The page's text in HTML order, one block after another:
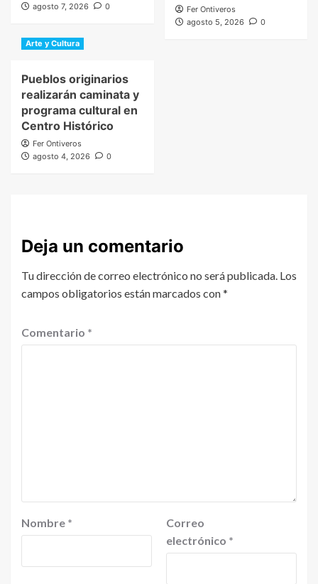
agosto 7, 2026
0
Fer Ontiveros
agosto 5, 2026
0
Arte y Cultura
Pueblos originarios
realizarán caminata y
programa cultural en
Centro Histórico
Fer Ontiveros
agosto 4, 2026
0
Deja un comentario
Tu dirección de correo electrónico no será publicada. Los
campos obligatorios están marcados con*
Comentario *
Nombre *
Correo
electrónico *